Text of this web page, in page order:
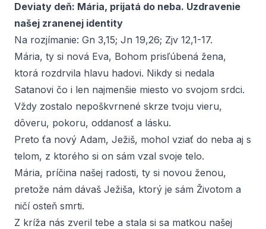
Deviaty deň: Mária, prijatá do neba. Uzdravenie
našej zranenej identity
Na rozjímanie: Gn 3,15; Jn 19,26; Zjv 12,1-17.
Mária, ty si nová Eva, Bohom prisľúbená žena,
ktorá rozdrvila hlavu hadovi. Nikdy si nedala
Satanovi čo i len najmenšie miesto vo svojom srdci.
Vždy zostalo nepoškvrnené skrze tvoju vieru,
dôveru, pokoru, oddanosť a lásku.
Preto ťa nový Adam, Ježiš, mohol vziať do neba aj s
telom, z ktorého si on sám vzal svoje telo.
Mária, príčina našej radosti, ty si novou ženou,
pretože nám dávaš Ježiša, ktorý je sám Životom a
ničí osteň smrti.
Z kríža nás zveril tebe a stala si sa matkou našej